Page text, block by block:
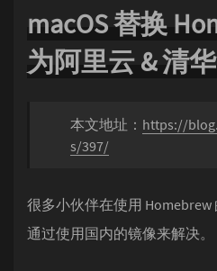
macOS 替换
为阿里云 & 清
本文地址： https://
s/397/
很多小伙伴在使用
通过使用国内的镜像来解决。